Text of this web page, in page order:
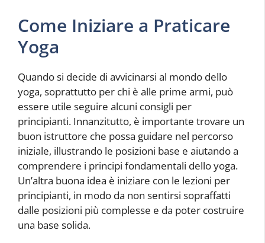
Come Iniziare a Praticare
Yoga
Quando si decide di avvicinarsi al mondo dello
yoga, soprattutto per chi è alle prime armi, può
essere utile seguire alcuni consigli per
principianti. Innanzitutto, è importante trovare un
buon istruttore che possa guidare nel percorso
iniziale, illustrando le posizioni base e aiutando a
comprendere i principi fondamentali dello yoga.
Un’altra buona idea è iniziare con le lezioni per
principianti, in modo da non sentirsi sopraffatti
dalle posizioni più complesse e da poter costruire
una base solida.